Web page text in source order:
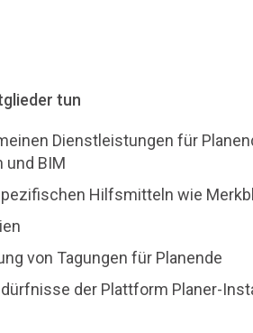
tun
Dienstleistungen für
und BIM
Hilfsmitteln wie
von Tagungen für Planende
der Plattform Planer-